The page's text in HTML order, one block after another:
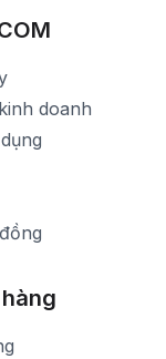
19h hàng ngày
-(028)73000322
20h hàng ngày
doanh